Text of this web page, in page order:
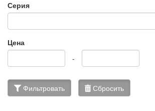
Серия
Цена
-
Фильтровать Сбросить